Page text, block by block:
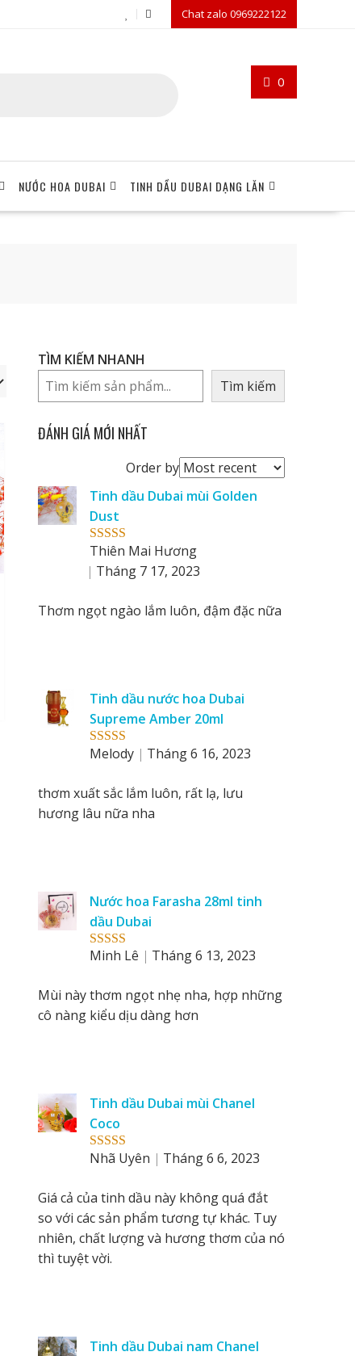
Chat zalo 0969222122
0
NƯỚC HOA DUBAI TINH DẦU DUBAI DẠNG LĂN
TÌM KIẾM NHANH
Tìm kiếm
ĐÁNH GIÁ MỚI NHẤT
Order byOrder
reviews
by
Rated5 out
of 5
Tinh dầu Dubai mùi Golden
Dust
Thiên Mai Hương
Tháng 7 17, 2023
Thơm ngọt ngào lắm luôn, đậm đặc nữa
Rated5out
Tinh dầu nước hoa Dubai
Supreme Amber 20ml
Melody
Tháng 6 16, 2023
thơm xuất sắc lắm luôn, rất lạ, lưu
hương lâu nữa nha
Rated 5out
Nước hoa Farasha 28ml tinh
dầu Dubai
Minh Lê
Tháng 6 13, 2023
Mùi này thơm ngọt nhẹ nha, hợp những
cô nàng kiểu dịu dàng hơn
Rated5out
Tinh dầu Dubai mùi Chanel
Coco
Nhã Uyên
Tháng 6 6, 2023
Giá cả của tinh dầu này không quá đắt
so với các sản phẩm tương tự khác. Tuy
nhiên, chất lượng và hương thơm của nó
thì tuyệt vời.
Tinh dầu Dubai nam Chanel